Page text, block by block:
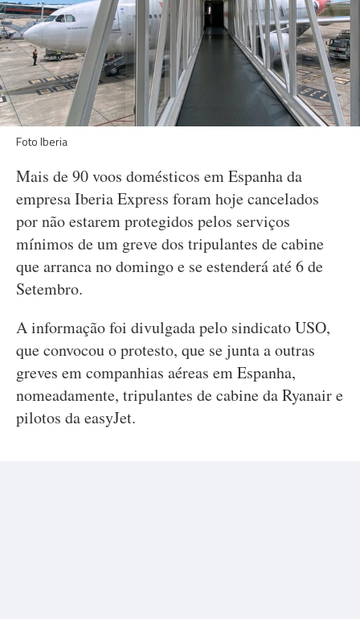
Foto Iberia
Mais de 90 voos domésticos em Espanha da
empresa Iberia Express foram hoje cancelados
por não estarem protegidos pelos serviços
mínimos de um greve dos tripulantes de cabine
que arranca no domingo e se estenderá até 6 de
Setembro.
A informação foi divulgada pelo sindicato USO,
que convocou o protesto, que se junta a outras
greves em companhias aéreas em Espanha,
nomeadamente, tripulantes de cabine da Ryanair e
pilotos da easyJet.